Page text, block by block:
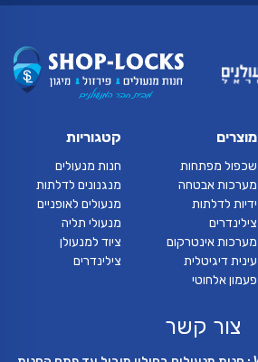
מוצרים
שכפול מפתחות
מערכות אבטחה
ידיות לדלתות
צילינדרים
מערכות אינטרקום
עינית דיגיטלית
פעמון אלחוטי
קטגוריות
חנות מנעולים
מנגנונים לדלתות
מנעולים לאופניים
מנעולי תליה
ציוד למנעולן
צילינדרים
צור קשר